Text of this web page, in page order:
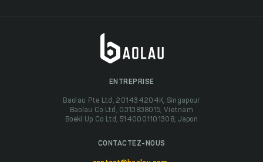
ENTREPRISE
Baolau Pte Ltd, 201434204K, Singapour
Baolau Co Ltd, 0313838015, Vietnam
Boeki Up Co Ltd, 5140001101308, Japon
CONTACTEZ-NOUS